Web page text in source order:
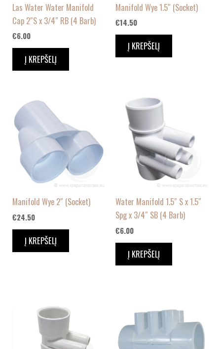
Las Water Water Manifold
Cap 2″S x 3/4″ RB (4 Barb)
€6.00
Į KREPŠELĮ
Manifold Wye 1.5″ (Socket)
€14.50
Į KREPŠELĮ
Manifold Wye 2″ (Socket)
€24.50
Į KREPŠELĮ
Water Manifold 1.5″ S x 1.5″
Spg x 3/4″ SB (4 Barb)
€6.00
Į KREPŠELĮ